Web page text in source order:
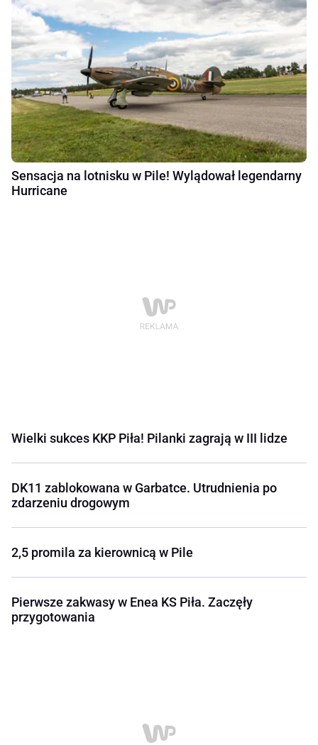
Sensacja na lotnisku w Pile! Wylądował legendarny
Hurricane
Wielki sukces KKP Piła! Pilanki zagrają w III lidze
DK11 zablokowana w Garbatce. Utrudnienia po
zdarzeniu drogowym
2,5 promila za kierownicą w Pile
Pierwsze zakwasy w Enea KS Piła. Zaczęły
przygotowania